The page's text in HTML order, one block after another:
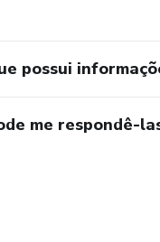
possui
me respondê-